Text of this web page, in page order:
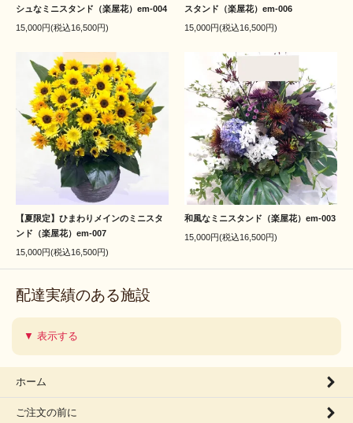
シュなミニスタンド（楽屋花）em-004
15,000円(税込16,500円)
スタンド（楽屋花）em-006
15,000円(税込16,500円)
【夏限定】ひまわりメインのミニスタ
ンド（楽屋花）em-007
15,000円(税込16,500円)
和風なミニスタンド（楽屋花）em-003
15,000円(税込16,500円)
配達実績のある施設
▼ 表示する
ホーム
ご注文の前に